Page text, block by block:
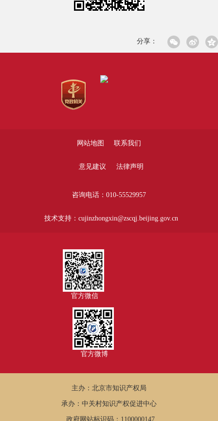
分享：
网站地图 联系我们
意见建议 法律声明
咨询电话：010-55529957
技术支持：cujinzhongxin@zscqj.beijing.gov.cn
官方微信
官方微博
主办：北京市知识产权局
承办：中关村知识产权促进中心
政府网站标识码：1100000147